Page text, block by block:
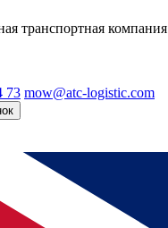
транспортная компания
73 mow@atc-logistic.com